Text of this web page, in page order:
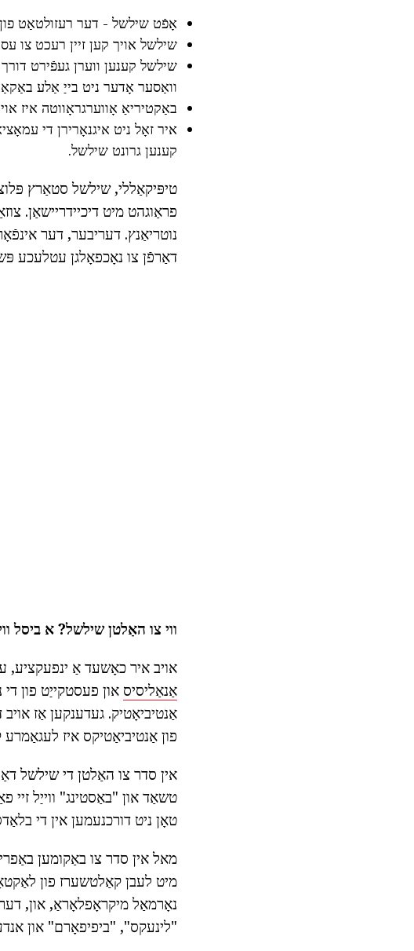
אָפֿט שילשל - דער רעזולטאַט
שילשל אויך קען זיין רעכט צו
שילשל קענען ווערן געפֿירט
וואַסער אָדער ניט בייַ אַלע
באַקטיריאַ אָווערגראָווטה איז
איר זאָל ניט איגנאָרירן די
קענען גרונט שילשל.
טיפּיקאַללי, שילשל סטאַרץ
פראַוגהט מיט דיכיידריישאַן.
נוטריאַנץ. דעריבער, דער
דאַרפֿן צו נאָכפאָלגן עטלעכע
ווי צו האַלטן שילשל?א ביסל
אויב איר כאָשעד אַ ינפעקציע,
אַנאַליסיס און פעסטקייַט פון
אַנטיביאָטיק. געדענקען אַז
פון אַנטיביאַטיקס איז
אין סדר צו האַלטן די שילשל
טשאַד און "באַסטינג" ווייַל זיי
טאָן ניט דורכנעמען אין די
מאל אין סדר צו באַקומען
מיט לעבן קאַלטשערז פון
נאָרמאַל מיקראָפלאָראַ, און,
"לינעקס", "ביפיפאָרם" און